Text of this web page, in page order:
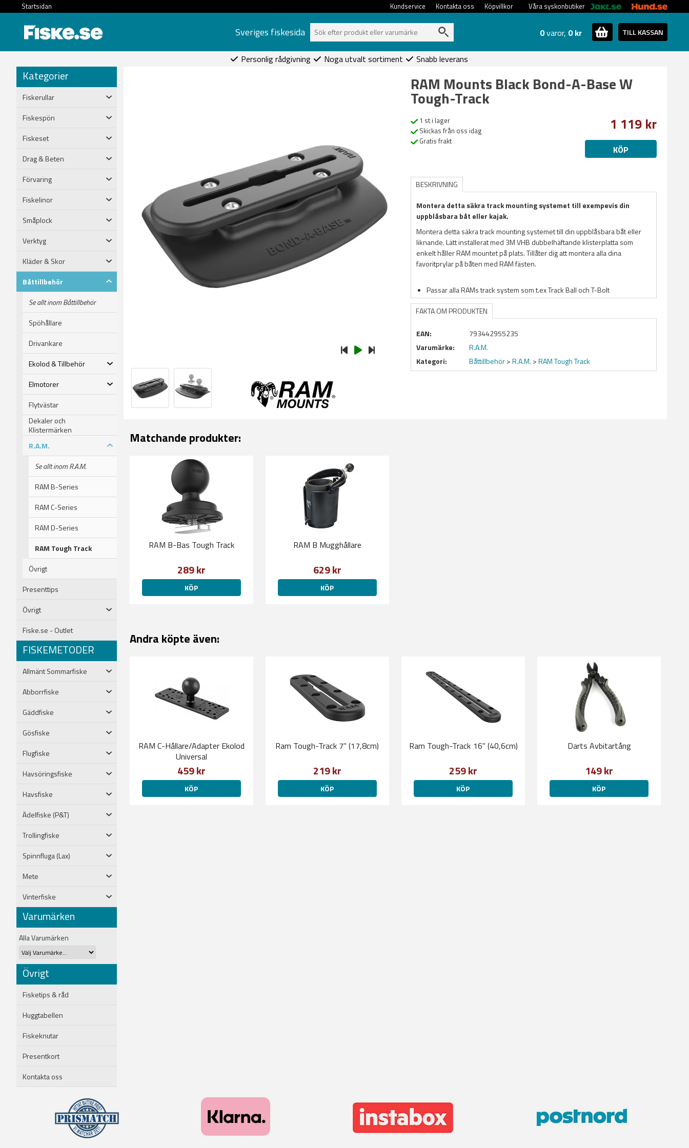
Startsidan Våra syskonbutiker
Köpvillkor
Kontakta oss
Kundservice
Sveriges fiskesida 0varor, 0 kr TILL KASSAN
Personlig rådgivning Noga utvalt sortiment Snabb leverans
Kategorier
Fiskerullar
Fiskespön
Fiskeset
Drag & Beten
Förvaring
Fiskelinor
Småplock
Verktyg
Kläder & Skor
Båttillbehör
Se allt inom Båttillbehör
Spöhållare
Drivankare
Ekolod & Tillbehör
Elmotorer
Flytvästar
Dekaler och
Klistermärken
R.A.M.
Se allt inom R.A.M.
RAM B-Series
RAM C-Series
RAM D-Series
RAM Tough Track
Övrigt
Presenttips
Övrigt
Fiske.se - Outlet
FISKEMETODER
Allmänt Sommarfiske
Abborrfiske
Gäddfiske
Gösfiske
Flugfiske
Havsöringsfiske
Havsfiske
Ädelfiske (P&T)
Trollingfiske
Spinnfluga (Lax)
Mete
Vinterfiske
Varumärken
Alla Varumärken
Övrigt
Fisketips & råd
Huggtabellen
Fiskeknutar
Presentkort
Kontakta oss
RAM Mounts Black Bond-A-Base W
Tough-Track
1 st i lager
Skickas från oss idag
Gratis frakt
1 119 kr
KÖP
BESKRIVNING
Montera detta säkra track mounting systemet till exempevis din
uppblåsbara båt eller kajak.
Montera detta säkra track mounting systemet till din uppblåsbara båt eller
liknande. Lätt installerat med 3M VHB dubbelhäftande klisterplatta som
enkelt håller RAM mountet på plats. Tillåter dig att montera alla dina
favoritprylar på båten med RAM fästen.
Passar alla RAMs track system som t.ex Track Ball och T-Bolt
FAKTA OM PRODUKTEN
EAN:
793442955235
Varumärke:
R.A.M.
Kategori:
Båttillbehör>R.A.M. >RAM Tough Track
Matchande produkter:
RAM B-Bas Tough Track
289 kr
KÖP
RAM B Mugghållare
629 kr
KÖP
Andra köpte även:
RAM C-Hållare/Adapter Ekolod
Universal
459 kr
KÖP
Ram Tough-Track 7" (17,8cm)
219 kr
KÖP
Ram Tough-Track 16" (40,6cm)
259 kr
KÖP
Darts Avbitartång
149 kr
KÖP